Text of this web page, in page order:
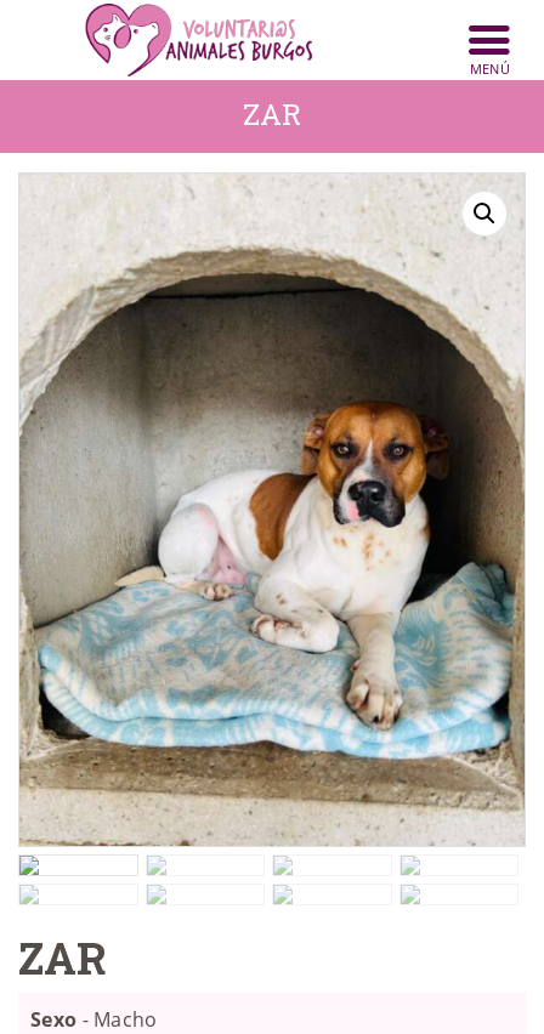
ZAR
INICIO
ANIMALES
ACTIVIDADES
CONTACTO
COLABORA
ZAR
Sexo - Macho